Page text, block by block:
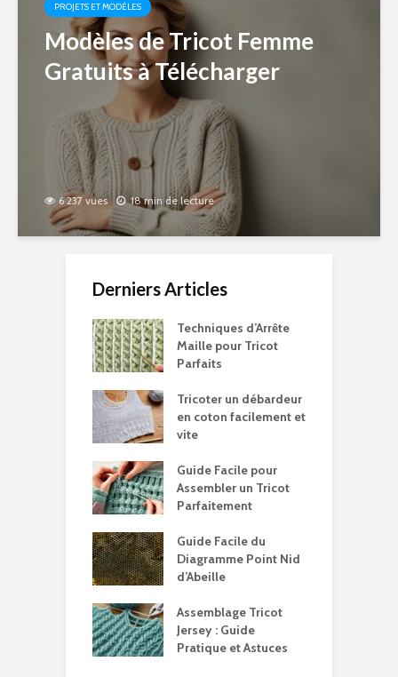
PROJETS ET MODÈLES
Modèles de Tricot Femme
Gratuits à Télécharger
6 237 vues 18 min de lecture
Derniers Articles
Techniques d’Arrête
Maille pour Tricot
Parfaits
Tricoter un débardeur
en coton facilement et
vite
Guide Facile pour
Assembler un Tricot
Parfaitement
Guide Facile du
Diagramme Point Nid
d’Abeille
Assemblage Tricot
Jersey : Guide
Pratique et Astuces